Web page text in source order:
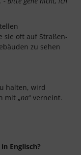
sie oft auf Straßen-
zu sehen
halten, wird
mit „no“ verneint.
Englisch?